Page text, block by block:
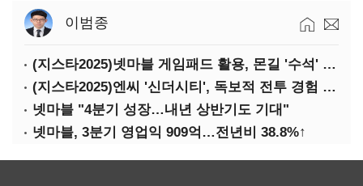
이범종
(지스타2025)넷마블 게임패드 활용, 몬길 '수석' 7대죄 '차석'
(지스타2025)엔씨 '신더시티', 독보적 전투 경험 필요
넷마블 "4분기 성장…내년 상반기도 기대"
넷마블, 3분기 영업익 909억…전년비 38.8%↑